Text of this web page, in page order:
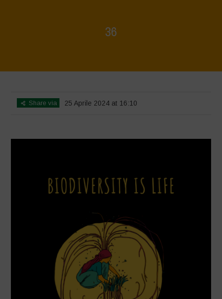
36
Share via 25 Aprile 2024 at 16:10